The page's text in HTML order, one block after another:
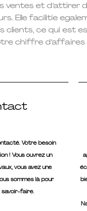
ventes et d’attirer
Elle facilitie
clients, ce qui est
chiffre d’affaires
Votre besoin
! Vous ouvrez un
vous avez une
sommes là pour
faire.